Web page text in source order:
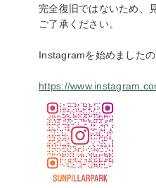
完全復旧ではないため、
ご了承ください。
Instagramを始めました
https://